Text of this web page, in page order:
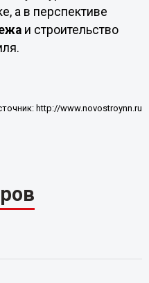
а в перспективе
и строительство
http://www.novostroynn.ru